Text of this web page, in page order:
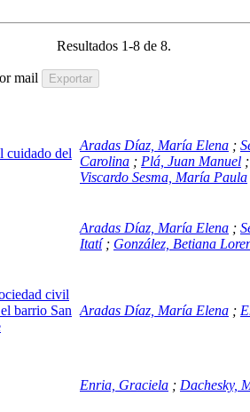
Resultados 1-8 de 8.
mail
cuidado del
Aradas Díaz, María Elena ;
Carolina ; Plá, Juan Manuel ;
Viscardo Sesma, María Paula
Aradas Díaz, María Elena ;
Itatí ; González, Betiana
civil
barrio San Aradas Díaz, María Elena ;
Enria, Graciela ; Dachesky,